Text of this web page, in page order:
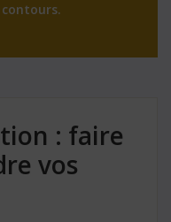
: faire
vos